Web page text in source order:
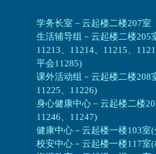
学务长室－云起楼二楼207室
生活辅导组 － 云起楼二楼205
11213、11214、11215、
平会11285)
课外活动组 － 云起楼二楼208
11225、11226)
身心健康中心 － 云起楼二楼
11246、11247)
健康中心－ 云起楼一楼103室
校安中心－ 云起楼一楼117室